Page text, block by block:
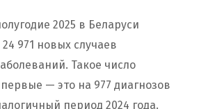
2025 в Беларуси
971 новых случаев
Такое число
— это на 977 диагнозов
период 2024 года.